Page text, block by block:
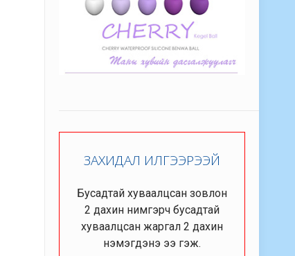
ЗАХИДАЛ ИЛГЭЭРЭЭЙ
Бусадтай хуваалцсан зовлон
2 дахин нимгэрч бусадтай
хуваалцсан жаргал 2 дахин
нэмэгдэнэ ээ гэж.